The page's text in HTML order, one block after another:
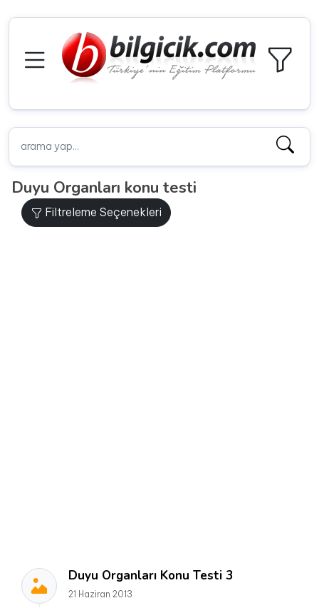
Duyu Organları konu testi
Filtreleme Seçenekleri
Duyu Organları Konu Testi 3
21 Haziran 2013